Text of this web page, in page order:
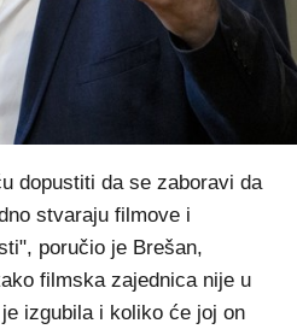
dopustiti da se zaboravi da
stvaraju filmove i
poručio je Brešan,
filmska zajednica nije u
izgubila i koliko će joj on